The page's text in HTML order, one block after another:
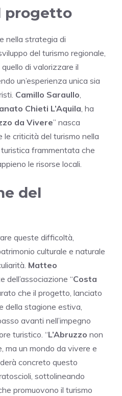
progetto
nella strategia di
del turismo regionale,
di valorizzare il
un’esperienza unica sia
Camillo Saraullo,
Chieti L’Aquila, ha
da Vivere” nasca
le criticità del turismo nella
frammentata che
le risorse locali.
del
queste difficoltà,
culturale e naturale
Matteo
dell’associazione “Costa
che il progetto, lanciato
della stagione estiva,
avanti nell’impegno
turistico. “L’Abruzzo non
ma un mondo da vivere e
concreto questo
sottolineando
promuovono il turismo